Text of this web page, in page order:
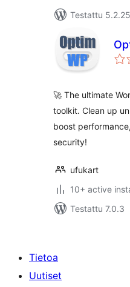
Testattu 5.2.25
🚀 The ultimate
toolkit. Clean up
boost
security!
ufukart
10+ active
Testattu 7.0.3
Tietoa
Uutiset